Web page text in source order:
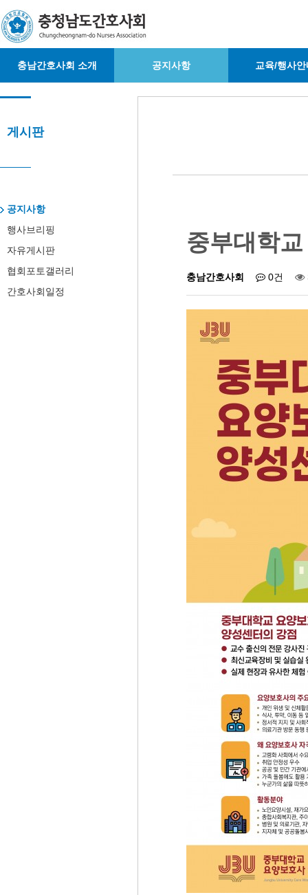
충남간호사회 소개 공지사항 교육/행사안
게시판
공지사항
행사브리핑
자유게시판
협회포토갤러리
간호사회일정
중부대학
충남간호사회 0건